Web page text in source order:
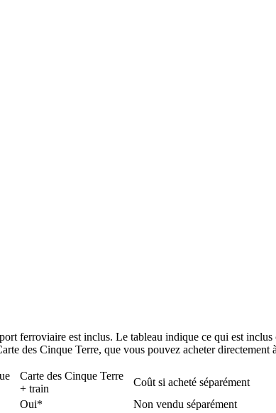
ferroviaire est inclus. Le tableau indique ce qui est
des Cinque Terre, que vous pouvez acheter directement
Carte des Cinque Terre
+ train
Coût si acheté séparément
Oui*
Non vendu séparément